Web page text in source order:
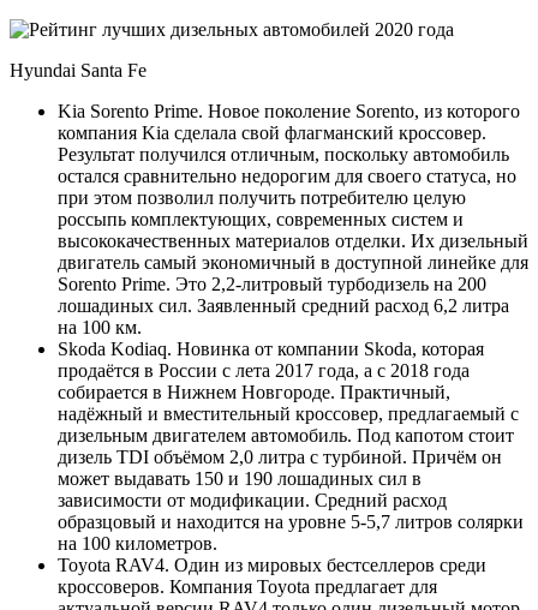
Hyundai Santa Fe
Kia Sorento Prime. Новое поколение Sorento, из которого
компания Kia сделала свой флагманский кроссовер.
Результат получился отличным, поскольку автомобиль
остался сравнительно недорогим для своего статуса, но
при этом позволил получить потребителю целую
россыпь комплектующих, современных систем и
высококачественных материалов отделки. Их дизельный
двигатель самый экономичный в доступной линейке для
Sorento Prime. Это 2,2-литровый турбодизель на 200
лошадиных сил. Заявленный средний расход 6,2 литра
на 100 км.
Skoda Kodiaq. Новинка от компании Skoda, которая
продаётся в России с лета 2017 года, а с 2018 года
собирается в Нижнем Новгороде. Практичный,
надёжный и вместительный кроссовер, предлагаемый с
дизельным двигателем автомобиль. Под капотом стоит
дизель TDI объёмом 2,0 литра с турбиной. Причём он
может выдавать 150 и 190 лошадиных сил в
зависимости от модификации. Средний расход
образцовый и находится на уровне 5-5,7 литров солярки
на 100 километров.
Toyota RAV4. Один из мировых бестселлеров среди
кроссоверов. Компания Toyota предлагает для